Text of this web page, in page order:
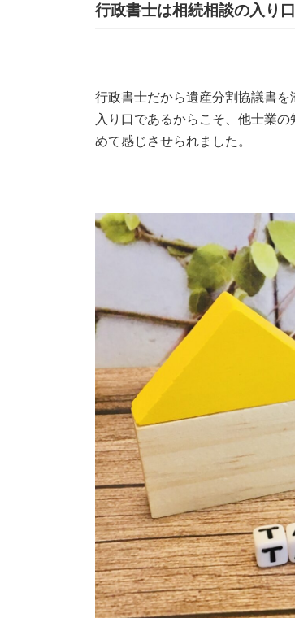
行政書士は相続相談の入り口
行政書士だから遺産分割協議書
入り口であるからこそ、他士業
めて感じさせられました。